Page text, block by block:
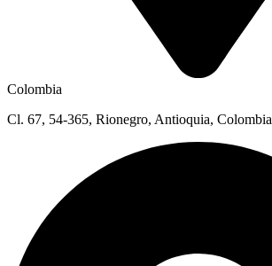
Colombia
Cl. 67, 54-365, Rionegro, Antioquia, Colombia